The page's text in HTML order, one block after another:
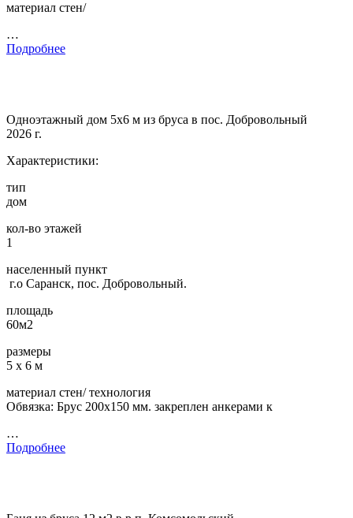
материал стен/
…
Подробнее
Одноэтажный дом 5х6 м из бруса в пос. Добровольный
2026 г.
Характеристики:
тип
дом
кол-во этажей
1
населенный пункт
г.о Саранск, пос. Добровольный.
площадь
60м2
размеры
5 х 6 м
материал стен/ технология
Обвязка: Брус 200х150 мм. закреплен анкерами к
…
Подробнее